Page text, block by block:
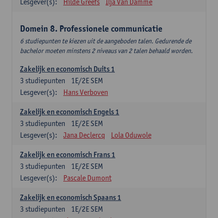
Domein 8. Professionele communicatie
6 studiepunten te kiezen uit de aangeboden talen. Gedurende de
bachelor moeten minstens 2 niveaus van 2 talen behaald worden.
Zakelijk en economisch Duits 1
1E/2E SEM
3 studiepunten
Lesgever(s):
Hans Verboven
Zakelijk en economisch Engels 1
1E/2E SEM
3 studiepunten
Lesgever(s):
Jana Declercq Lola Oduwole
Zakelijk en economisch Frans 1
1E/2E SEM
3 studiepunten
Lesgever(s):
Pascale Dumont
Zakelijk en economisch Spaans 1
1E/2E SEM
3 studiepunten